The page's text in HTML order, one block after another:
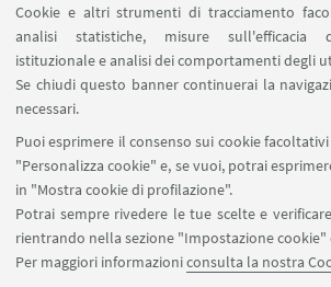
Cookie e altri strumenti di tracciamento
analisi statistiche, misure sull'efficacia
istituzionale e analisi dei comportamenti degli
Se chiudi questo banner continuerai la
necessari.
Puoi esprimere il consenso sui cookie
"Personalizza cookie" e, se vuoi, potrai
in "Mostra cookie di profilazione".
Potrai sempre rivedere le tue scelte e
rientrando nella sezione "Impostazione cookie"
Per maggiori informazioniconsulta la nostra
SEGUI IL DIPARTIMENTO
SEGUI UNIBO SU:
APP: